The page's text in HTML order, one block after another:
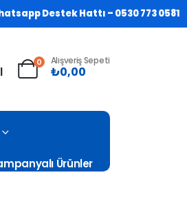
Hattı – 0530 773 0581
0 Alışveriş Sepeti
₺0,00
Ürünler